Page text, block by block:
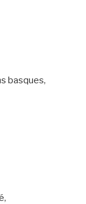
basques,